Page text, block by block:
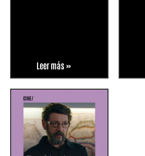
Leer más »